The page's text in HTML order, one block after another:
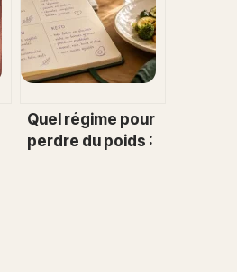
libérer votre
énergie vitale
Quel régime pour
perdre du poids :